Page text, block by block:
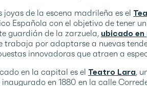
de la escena madrileña es el
Española con el objetivo de tener
guardián de la zarzuela, ubicado
trabaja por adaptarse a nuevas
innovadoras que atraen a
en la capital es el Teatro Lara,
en 1880 en la calle